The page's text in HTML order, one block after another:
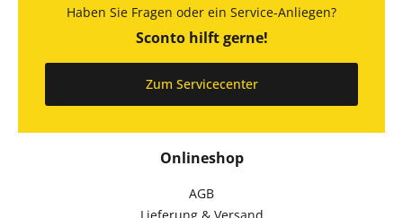
Onlineshop
AGB
Lieferung & Versand
Haben Sie Fragen oder ein Service-Anliegen?
Sconto hilft gerne!
Zum Servicecenter